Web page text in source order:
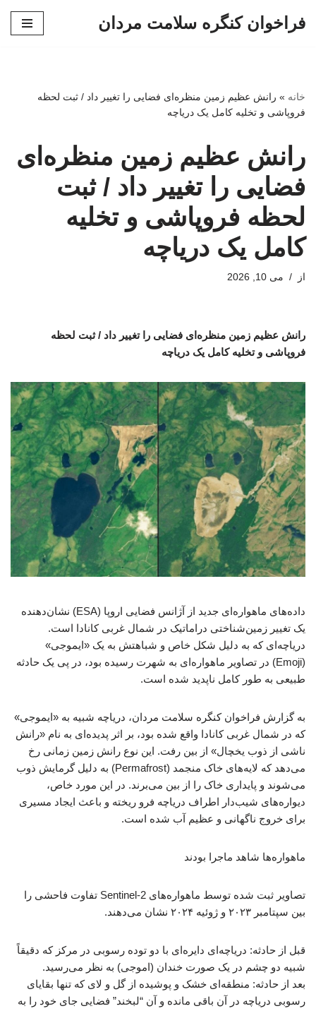
فراخوان کنگره سلامت مردان
خانه » رانش عظیم زمین منظره‌ای فضایی را تغییر داد / ثبت لحظه
فروپاشی و تخلیه کامل یک دریاچه
رانش عظیم زمین منظره‌ای
فضایی را تغییر داد / ثبت
لحظه فروپاشی و تخلیه
کامل یک دریاچه
از می 10, 2026
رانش عظیم زمین منظره‌ای فضایی را تغییر داد / ثبت لحظه
فروپاشی و تخلیه کامل یک دریاچه
داده‌های ماهواره‌ای جدید از آژانس فضایی اروپا (ESA) نشان‌دهنده
یک تغییر زمین‌شناختی دراماتیک در شمال غربی کانادا است.
دریاچه‌ای که به دلیل شکل خاص و شباهتش به یک «ایموجی»
(Emoji) در تصاویر ماهواره‌ای به شهرت رسیده بود، در پی یک حادثه
طبیعی به طور کامل ناپدید شده است.
به گزارش فراخوان کنگره سلامت مردان، دریاچه شبیه به «ایموجی»
که در شمال غربی کانادا واقع شده بود، بر اثر پدیده‌ای به نام «رانش
ناشی از ذوب یخچال» از بین رفت. این نوع رانش زمین زمانی رخ
می‌دهد که لایه‌های خاک منجمد (Permafrost) به دلیل گرمایش ذوب
می‌شوند و پایداری خاک را از بین می‌برند. در این مورد خاص،
دیواره‌های شیب‌دار اطراف دریاچه فرو ریخته و باعث ایجاد مسیری
برای خروج ناگهانی و عظیم آب شده است.
ماهواره‌ها شاهد ماجرا بودند
تصاویر ثبت شده توسط ماهواره‌های Sentinel-2 تفاوت فاحشی را
بین سپتامبر ۲۰۲۳ و ژوئیه ۲۰۲۴ نشان می‌دهند.
قبل از حادثه: دریاچه‌ای دایره‌ای با دو توده رسوبی در مرکز که دقیقاً
شبیه دو چشم در یک صورت خندان (اموجی) به نظر می‌رسید.
بعد از حادثه: منطقه‌ای خشک و پوشیده از گل و لای که تنها بقایای
رسوبی دریاچه در آن باقی مانده و آن “لبخند” فضایی جای خود را به